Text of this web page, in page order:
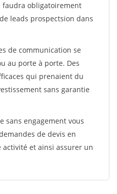
obligatoirement
leads prospectsion dans
de communication se
au porte à porte. Des
qui prenaient du
sans garantie
sans engagement vous
de devis en
et ainsi assurer un